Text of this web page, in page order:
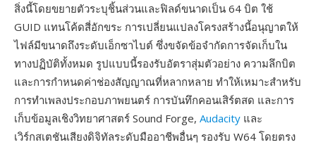
สิ่งนี้โดยขยายตัวระบุชิ้นส่วนและฟิลด์ขนาดเป็น 64 บิต ใช้
GUID แทนโค้ดสี่อักขระ การเปลี่ยนแปลงโครงสร้างนี้อนุญาตให้
ไฟล์มีขนาดถึงระดับเอ็กซาไบต์ ซึ่งขจัดข้อจำกัดการจัดเก็บใน
ทางปฏิบัติทั้งหมด รูปแบบนี้รองรับอัตราสุ่มตัวอย่าง ความลึกบิต
และการกำหนดค่าช่องสัญญาณที่หลากหลาย ทำให้เหมาะสำหรับ
การทำเพลงประกอบภาพยนตร์ การบันทึกคอนเสิร์ตสด และการ
เก็บข้อมูลเชิงวิทยาศาสตร์ Sound Forge, Audacity และ
เวิร์กสเตชันเสียงดิจิทัลระดับมืออาชีพอื่นๆ รองรับ W64 โดยตรง